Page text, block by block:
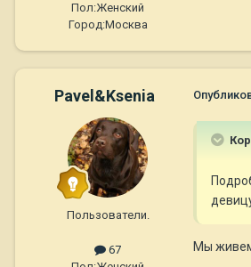
Пол:Женский
Город:Москва
Pavel&Ksenia
Пользователи.
67
Мы